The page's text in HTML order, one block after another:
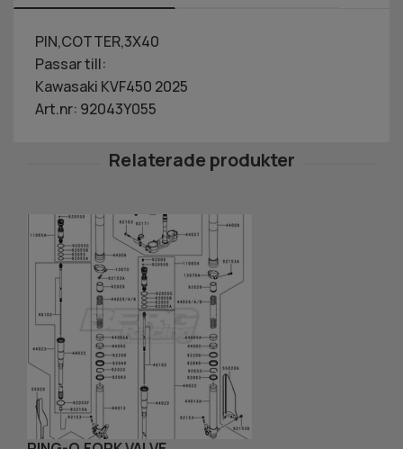
PIN,COTTER,3X40
Passar till:
Kawasaki KVF450 2025
Art.nr: 92043Y055